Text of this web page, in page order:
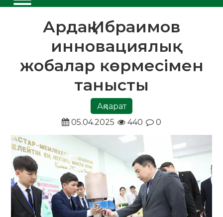
Ардақ Ибраимов
инновациялық
жобалар көрмесімен
танысты
Ақпарат
05.04.2025
440 0